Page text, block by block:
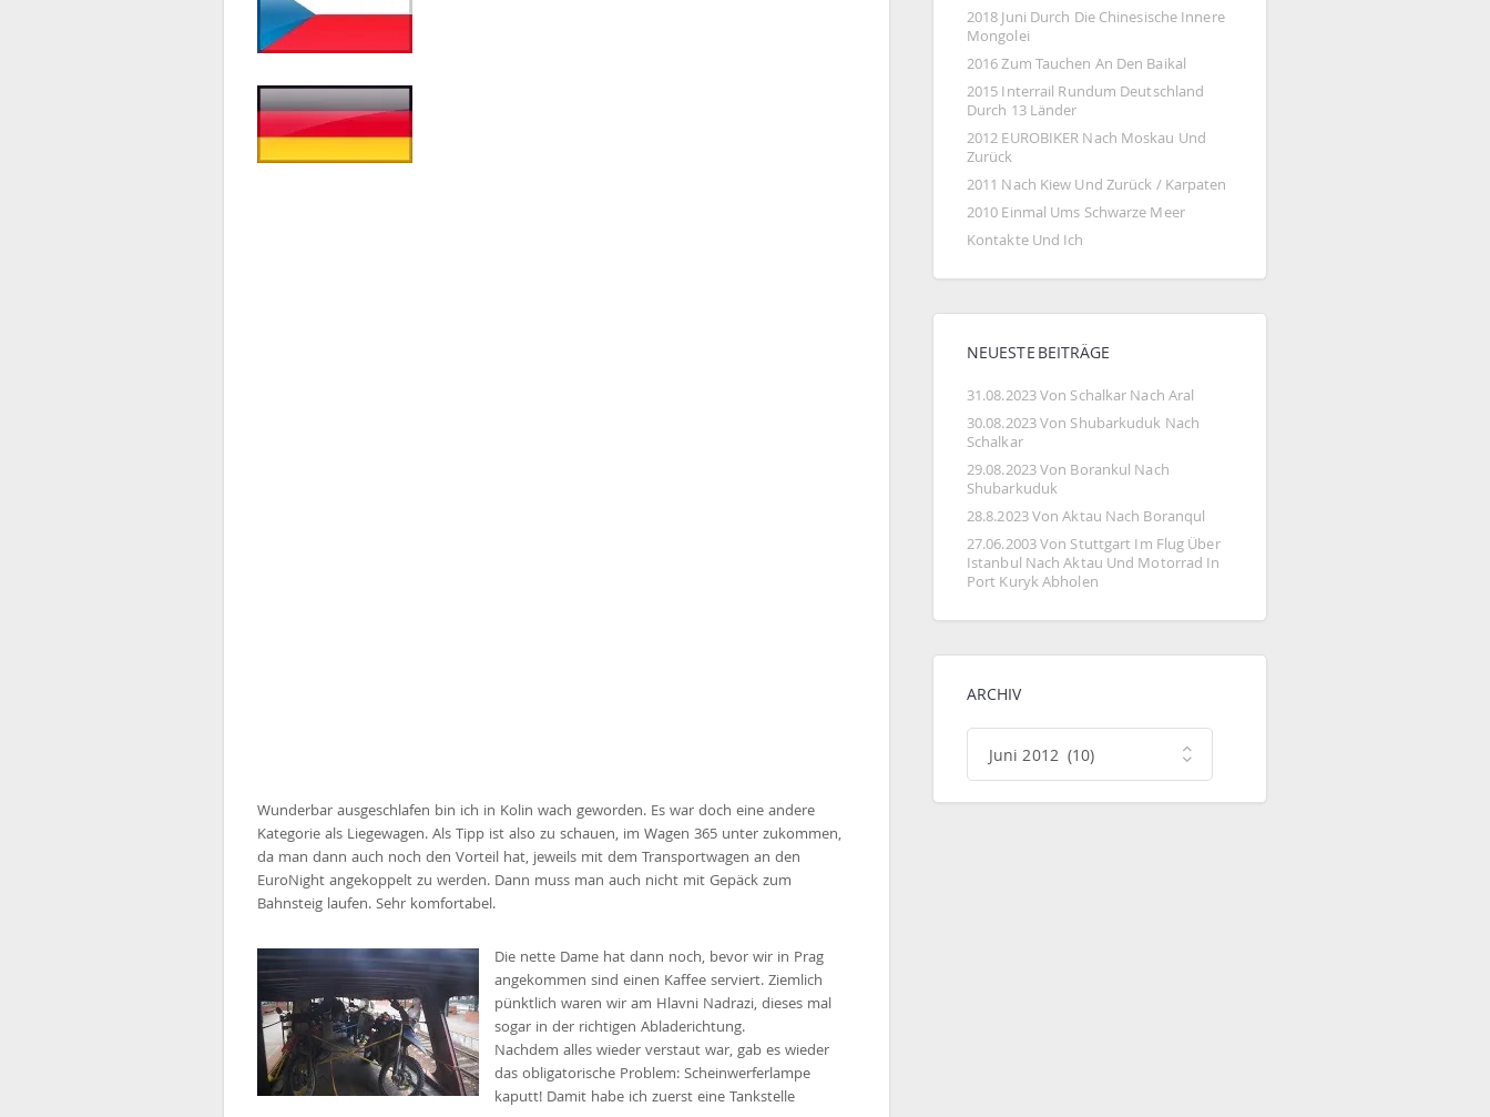
Wunderbar ausgeschlafen bin ich in Kolin wach geworden. Es war doch eine andere
Kategorie als Liegewagen. Als Tipp ist also zu schauen, im Wagen 365 unter zukommen,
da man dann auch noch den Vorteil hat, jeweils mit dem Transportwagen an den
EuroNight angekoppelt zu werden. Dann muss man auch nicht mit Gepäck zum
Bahnsteig laufen. Sehr komfortabel.
Die nette Dame hat dann noch, bevor wir in Prag
angekommen sind einen Kaffee serviert. Ziemlich
pünktlich waren wir am Hlavni Nadrazi, dieses mal
sogar in der richtigen Abladerichtung.
Nachdem alles wieder verstaut war, gab es wieder
das obligatorische Problem: Scheinwerferlampe
kaputt! Damit habe ich zuerst eine Tankstelle
2018 Juni Durch Die Chinesische Innere
Mongolei
2016 Zum Tauchen An Den Baikal
2015 Interrail Rundum Deutschland
Durch 13 Länder
2012 EUROBIKER Nach Moskau Und
Zurück
2011 Nach Kiew Und Zurück / Karpaten
2010 Einmal Ums Schwarze Meer
Kontakte Und Ich
NEUESTE BEITRÄGE
31.08.2023 Von Schalkar Nach Aral
30.08.2023 Von Shubarkuduk Nach
Schalkar
29.08.2023 Von Borankul Nach
Shubarkuduk
28.8.2023 Von Aktau Nach Boranqul
27.06.2003 Von Stuttgart Im Flug Über
Istanbul Nach Aktau Und Motorrad In
Port Kuryk Abholen
ARCHIV
Archiv
Juni 2012 (10)